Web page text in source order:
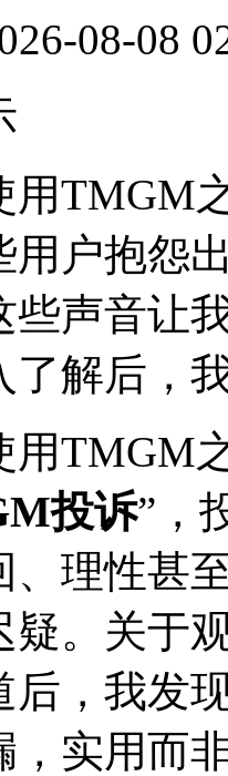
08-08
用TMGM
用户抱怨
些声音让
了解后，
用TMGM
投诉”，
、理性甚
疑。关于
后，我发
，实用而